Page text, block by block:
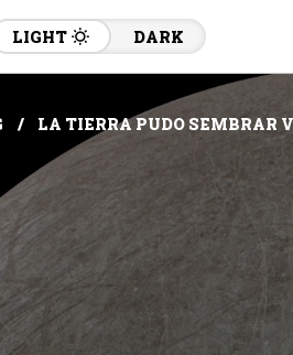
LIGHT DARK
LA TIERRA PUDO SEMBRAR